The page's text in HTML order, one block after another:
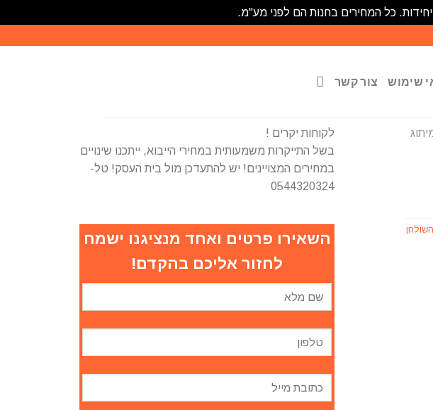
כל המחירים בחנות הם לפני מע"מ.
שימוש צור קשר
לקוחות יקרים !
בשל התייקרות משמעותית במחירי הייבוא, ייתכנו שינויים
במחירים המצויינים! יש להתעדכן מול בית העסק! טל-
0544320324
השאירו פרטים ואחד מנציגנו ישמח
לחזור אליכם בהקדם!